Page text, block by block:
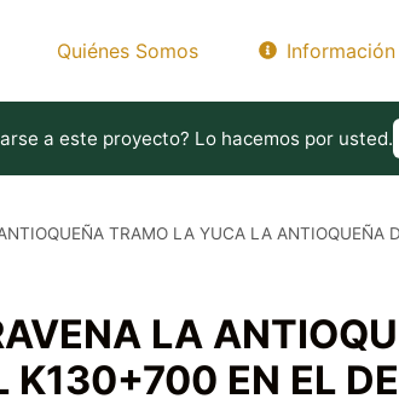
Quiénes Somos Información
a este proyecto? Lo hacemos por usted.
TRAMO LA YUCA LA
LA
EN EL